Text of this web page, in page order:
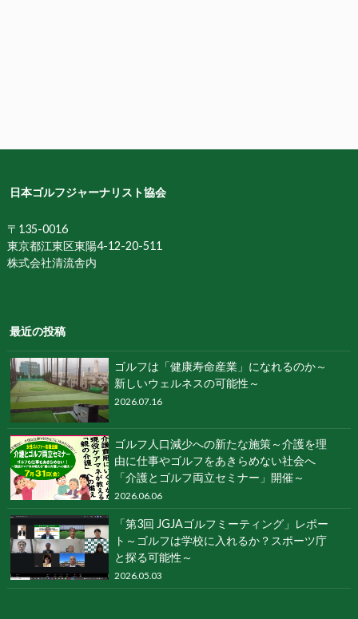
日本ゴルフジャーナリスト協会
〒135-0016
東京都江東区東陽4-12-20-511
株式会社清流舎内
最近の投稿
ゴルフは「健康寿命産業」になれるのか～
新しいウェルネスの可能性～
2026.07.16
ゴルフ人口減少への新たな施策～介護を理
由に仕事やゴルフをあきらめない社会へ
「介護とゴルフ両立セミナー」開催～
2026.06.06
「第3回 JGJAゴルフミーティング」レポー
ト～ゴルフは学校に入れるか？スポーツ庁
と探る可能性～
2026.05.03